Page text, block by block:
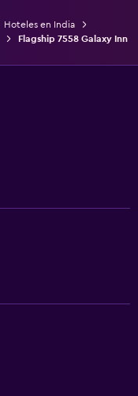
Hoteles en India
Flagship 7558 Galaxy Inn